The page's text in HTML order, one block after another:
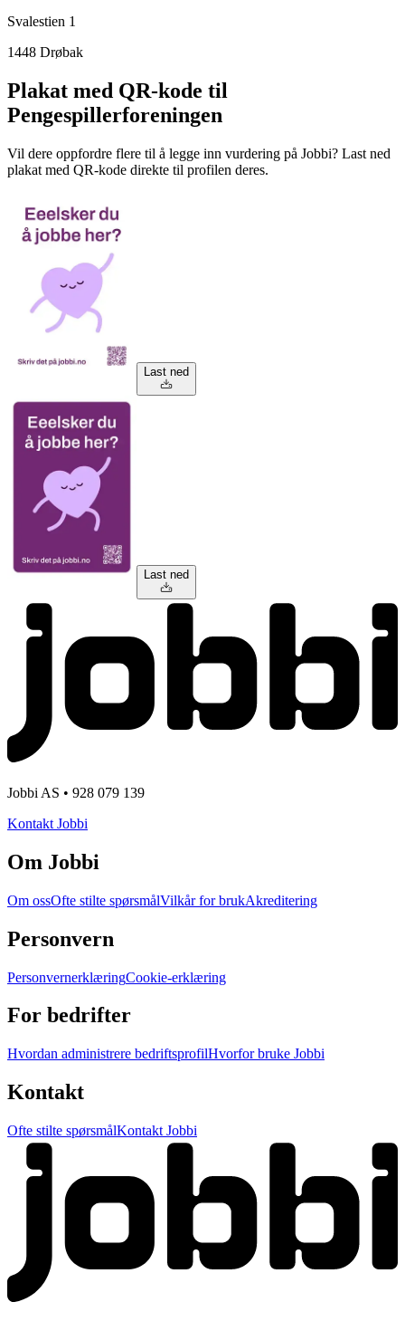
Svalestien 1
1448 Drøbak
Plakat med QR-kode til
Pengespillerforeningen
Vil dere oppfordre flere til å legge inn vurdering på Jobbi? Last ned
plakat med QR-kode direkte til profilen deres.
Last ned
Last ned
Jobbi AS • 928 079 139
Kontakt Jobbi
Om Jobbi
Om ossOfte stilte spørsmålVilkår for brukAkreditering
Personvern
PersonvernerklæringCookie-erklæring
For bedrifter
Hvordan administrere bedriftsprofilHvorfor bruke Jobbi
Kontakt
Ofte stilte spørsmålKontakt Jobbi